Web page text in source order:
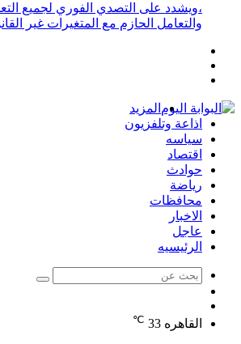
،ويشدد على التصدي الفوري لجميع
والتعامل الحازم مع المتغيرات غير
المزيد
اذاعة وتلفزيون
سياسه
اقتصاد
حوادث
رياضة
محافظات
الاخبار
عاجل
الرئيسيه
بحث
عشوائي
القاهره 33
℃